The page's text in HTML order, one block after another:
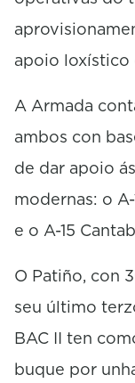
apoio loxístico
A Armada
ambos con
de dar apoio
modernas: o
e o A-15
O Patiño, con
seu último
BAC II ten
buque por